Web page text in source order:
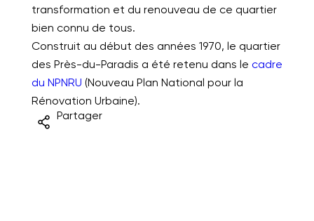
transformation et du renouveau de ce quartier
bien connu de tous.
Construit au début des années 1970, le quartier
des Près-du-Paradis a été retenu dans le cadre
du NPNRU (Nouveau Plan National pour la
Rénovation Urbaine).
Partager